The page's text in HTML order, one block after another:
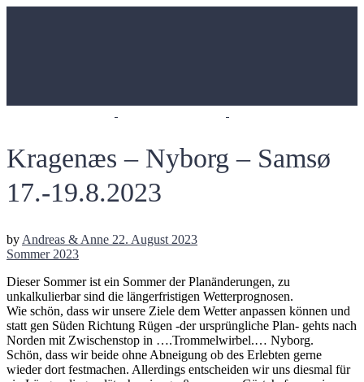
Kragenæs – Nyborg – Samsø
17.-19.8.2023
byAndreas & Anne 22. August 2023
Sommer 2023
Dieser Sommer ist ein Sommer der Planänderungen, zu
unkalkulierbar sind die längerfristigen Wetterprognosen.
Wie schön, dass wir unsere Ziele dem Wetter anpassen können und
statt gen Süden Richtung Rügen -der ursprüngliche Plan- gehts nach
Norden mit Zwischenstop in ….Trommelwirbel.… Nyborg.
Schön, dass wir beide ohne Abneigung ob des Erlebten gerne
wieder dort festmachen. Allerdings entscheiden wir uns diesmal für